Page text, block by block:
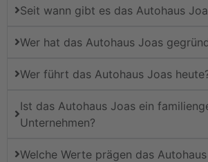
Seit wann gibt es das Autohaus
Wer hat das Autohaus Joas
Wer führt das Autohaus Joas
Ist das Autohaus Joas ein
Unternehmen?
Welche Werte prägen das